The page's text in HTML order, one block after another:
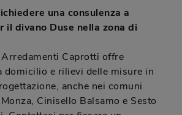
una consulenza a
il divano Duse nella zona di
Caprotti offre
domicilio e rilievi delle misure in
anche nei comuni
Cinisello Balsamo e Sesto